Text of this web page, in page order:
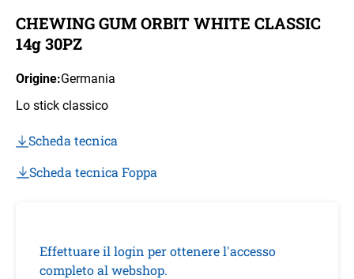
CHEWING GUM ORBIT WHITE CLASSIC
14g 30PZ
Origine:Germania
Lo stick classico
Scheda tecnica
Scheda tecnica Foppa
Effettuare il login per ottenere l'accesso
completo al webshop.